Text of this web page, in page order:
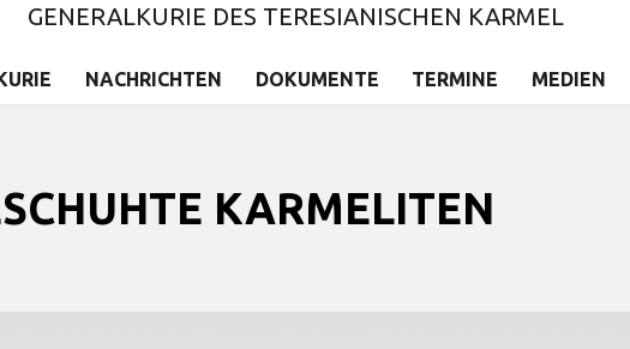
GENERALKURIE DES TERESIANISCHEN KARMEL
NACHRICHTEN DOKUMENTE TERMINE MEDIEN
KARMELITEN